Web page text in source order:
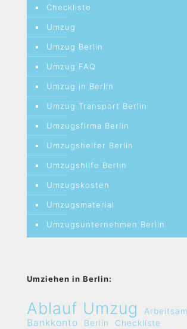
Checkliste
Umzug
Umzug Berlin
Umzug FAQ
Umzug in Berlin
Umzug Transport Berlin
Umzugsfirma Berlin
Umzugshelfer Berlin
Umzugshilfe Berlin
Umzugskosten
Umzugsmaterial
Umzugsunternehmen Berlin
Umziehen in Berlin:
Ablauf Umzug
Bankkonto
Berlin
Checkliste